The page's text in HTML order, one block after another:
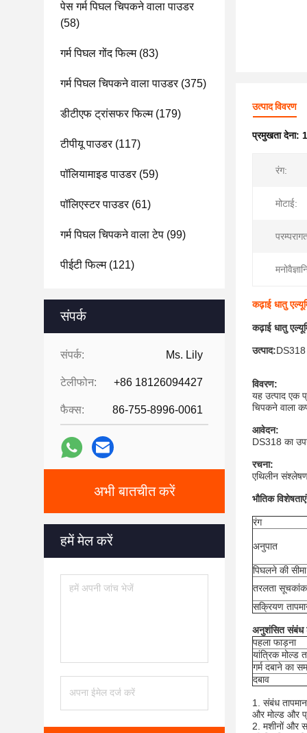
पेस गर्म पिघल चिपकने वाला पाउडर
(58)
गर्म पिघल गोंद फिल्म(83)
गर्म पिघल चिपकने वाला पाउडर(375)
डीटीएफ ट्रांसफर फिल्म(179)
टीपीयू पाउडर(117)
पॉलियामाइड पाउडर(59)
पॉलिएस्टर पाउडर(61)
गर्म पिघल चिपकने वाला टेप (99)
पीईटी फिल्म(121)
संपर्क
संपर्क: Ms. Lily
टेलीफोन: +86 18126094427
फैक्स: 86-755-8996-0061
अभी बातचीत करें
हमें मेल करें
उत्पाद विवरण
प्रमुखता देना:
रंग:
मोटाई:
कढ़ाई धातु
कढ़ाई धातु
उत्पाद:DS318
विवरण:
यह उत्पाद एक
चिपकने वाला
आवेदन:
DS318 का
रचना:
एथिलीन
भौतिक
रंग
अनुपात
पिघलने की सीमा
तरलता सूचकांक
सक्रियण
अनुशंसित संबंध
पहला फाड़ना
यांत्रिक मोल्ड
गर्म दबाने का
दबाव
1. संबंध
और मोल्ड और
2. मशीनों और